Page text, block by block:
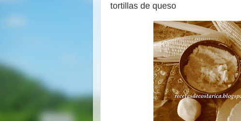
tortillas de queso